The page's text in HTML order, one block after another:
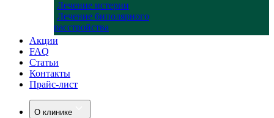
Лечение истерии
Лечение биполярного
расстройства
Акции
FAQ
Статьи
Контакты
Прайс-лист
О клинике